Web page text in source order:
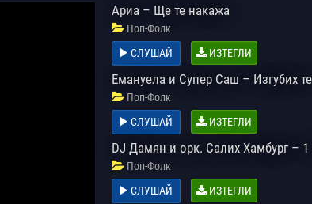
Ариа – Ще те накажа
Поп-Фолк
СЛУШАЙ
ИЗТЕГЛИ
Емануела и Супер Саш – Изгубих те
Поп-Фолк
СЛУШАЙ
ИЗТЕГЛИ
DJ Дамян и орк. Салих Хамбург –
Поп-Фолк
СЛУШАЙ
ИЗТЕГЛИ